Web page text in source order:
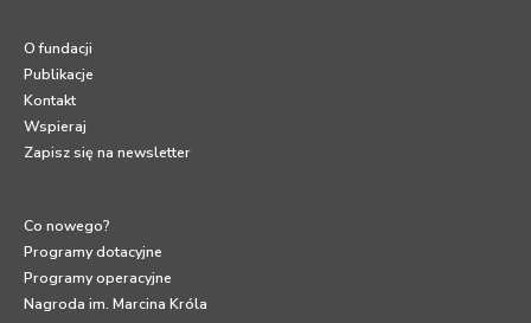
O fundacji
Publikacje
Kontakt
Wspieraj
Zapisz się na newsletter
Co nowego?
Programy dotacyjne
Programy operacyjne
Nagroda im. Marcina Króla